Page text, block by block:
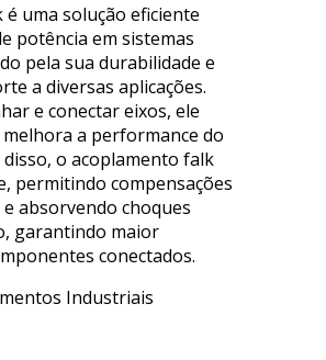
uma solução eficiente
potência em sistemas
pela sua durabilidade e
a diversas aplicações.
e conectar eixos, ele
a performance do
o acoplamento falk
permitindo compensações
absorvendo choques
garantindo maior
conectados.